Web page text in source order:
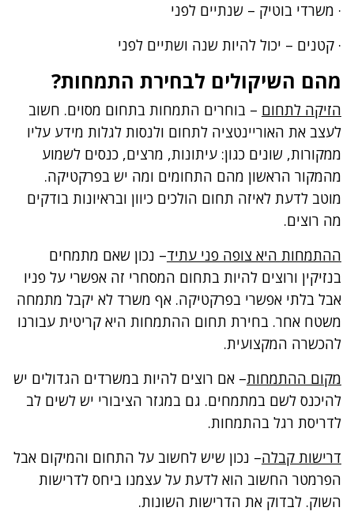
· משרדי בוטיק – שנתיים לפני
· קטנים – יכול להיות שנה ושתיים לפני
מהם השיקולים לבחירת התמחות?
הזיקה לתחום – בוחרים התמחות בתחום מסוים. חשוב
לעצב את האוריינטציה לתחום ולנסות לגלות מידע עליו
ממקורות, שונים כגון: עיתונות, מרצים, כנסים לשמוע
מהמקור הראשון מהם התחומים ומה יש בפרקטיקה.
מוטב לדעת לאיזה תחום הולכים כיוון ובראיונות בודקים
מה רוצים.
ההתמחות היא צופה פני עתיד– נכון שאם מתמחים
בנזיקין ורוצים להיות בתחום המסחרי זה אפשרי על פניו
אבל בלתי אפשרי בפרקטיקה. אף משרד לא יקבל מתמחה
משטח אחר. בחירת תחום ההתמחות היא קריטית עבורנו
להכשרה המקצועית.
מקום ההתמחות– אם רוצים להיות במשרדים הגדולים יש
להיכנס לשם במתמחים. גם במגזר הציבורי יש לשים לב
לדריסת רגל בהתמחות.
דרישות קבלה– נכון שיש לחשוב על התחום והמיקום אבל
הפרמטר החשוב הוא לדעת על עצמנו ביחס לדרישות
השוק. לבדוק את הדרישות השונות.